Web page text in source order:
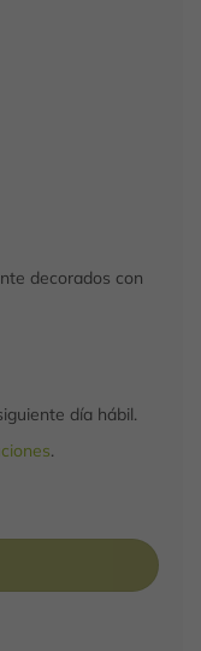
decorados con
día hábil.
.